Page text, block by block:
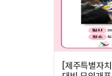
[제주특별자